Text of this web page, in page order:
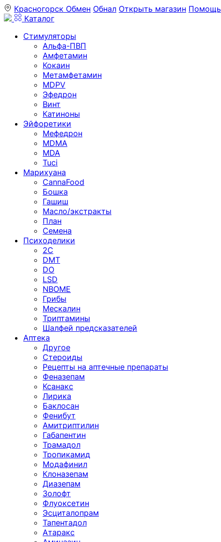
Красногорск Обмен Обнал Открыть магазин Помощь
Каталог
Стимуляторы
Альфа-ПВП
Амфетамин
Кокаин
Метамфетамин
MDPV
Эфедрон
Винт
Катиноны
Эйфоретики
Мефедрон
MDMA
MDA
Tuci
Марихуана
CannaFood
Бошка
Гашиш
Масло/экстракты
План
Семена
Психоделики
2C
DMT
DO
LSD
NBOME
Грибы
Мескалин
Триптамины
Шалфей предсказателей
Аптека
Другое
Стероиды
Рецепты на аптечные препараты
Феназепам
Ксанакс
Лирика
Баклосан
Фенибут
Амитриптилин
Габапентин
Трамадол
Тропикамид
Модафинил
Клоназепам
Диазепам
Золофт
Флуоксетин
Эсциталопрам
Тапентадол
Атаракс